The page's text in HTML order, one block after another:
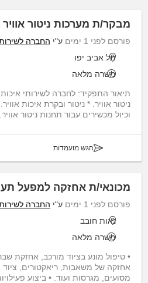
מבקר/ת מערכות ניטור
פורסם לפני 1 ימים ע"י החברה
תל אביב יפו
משרה מלאה
תיאור התפקיד: לחברה לשירותי
ניטור אוויר. * ניטור ובקרת איכות
וכיול מכשירים עבור תחנות ניטור אוויר.
הגש מועמדות
מכונאי/ת אחזקה למפעל
פורסם לפני 1 ימים ע"י החברה
נאות חובב
משרה מלאה
אחזקה של משאבות, ריאקטורים, ציוד
מסועים, מגרסות ועוד. • ביצוע